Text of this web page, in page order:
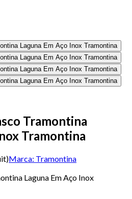
Tramontina
Tramontina
)Marca: Tramontina
Laguna Em Aço Inox